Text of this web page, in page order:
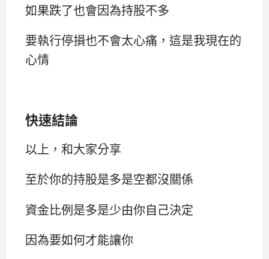
如果跌了也會因為持股不多
要執行停損也不會太心痛，這是我現在的
心情
快速結論
以上，和大家分享
至於你的持股是多是空都沒關係
資金比例是多是少由你自己決定
因為要如何才能讓你